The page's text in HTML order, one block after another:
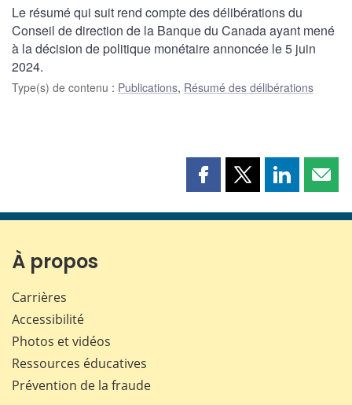
Le résumé qui suit rend compte des délibérations du
Conseil de direction de la Banque du Canada ayant mené
à la décision de politique monétaire annoncée le 5 juin
2024.
Type(s) de contenu : Publications, Résumé des délibérations
Partager
page
Partager
page
Partager
page page
À propos
Carrières
Accessibilité
Photos et vidéos
Ressources éducatives
Prévention de la fraude